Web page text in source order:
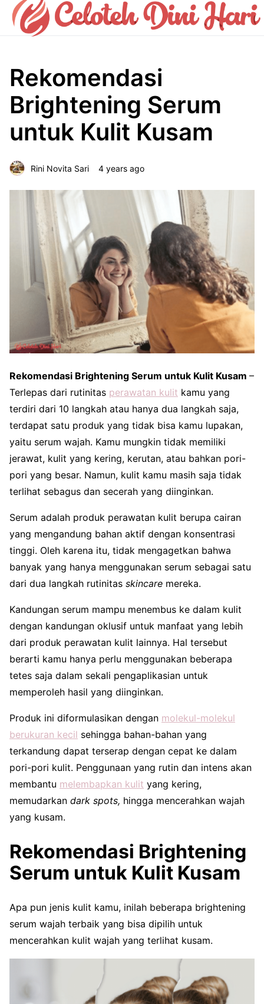
Rekomendasi
Brightening Serum
untuk Kulit Kusam
Rini Novita Sari 4 years ago
Rekomendasi Brightening Serum untuk Kulit Kusam –
Terlepas dari rutinitas perawatan kulit kamu yang
terdiri dari 10 langkah atau hanya dua langkah saja,
terdapat satu produk yang tidak bisa kamu lupakan,
yaitu serum wajah. Kamu mungkin tidak memiliki
jerawat, kulit yang kering, kerutan, atau bahkan pori-
pori yang besar. Namun, kulit kamu masih saja tidak
terlihat sebagus dan secerah yang diinginkan.
Serum adalah produk perawatan kulit berupa cairan
yang mengandung bahan aktif dengan konsentrasi
tinggi. Oleh karena itu, tidak mengagetkan bahwa
banyak yang hanya menggunakan serum sebagai satu
dari dua langkah rutinitas skincare mereka.
Kandungan serum mampu menembus ke dalam kulit
dengan kandungan oklusif untuk manfaat yang lebih
dari produk perawatan kulit lainnya. Hal tersebut
berarti kamu hanya perlu menggunakan beberapa
tetes saja dalam sekali pengaplikasian untuk
memperoleh hasil yang diinginkan.
Produk ini diformulasikan dengan molekul-molekul
berukuran kecil sehingga bahan-bahan yang
terkandung dapat terserap dengan cepat ke dalam
pori-pori kulit. Penggunaan yang rutin dan intens akan
membantu melembapkan kulit yang kering,
memudarkan dark spots, hingga mencerahkan wajah
yang kusam.
Rekomendasi Brightening
Serum untuk Kulit Kusam
Apa pun jenis kulit kamu, inilah beberapa brightening
serum wajah terbaik yang bisa dipilih untuk
mencerahkan kulit wajah yang terlihat kusam.